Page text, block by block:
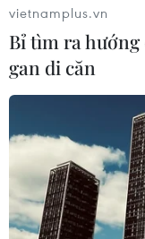
vietnamplus.vn
Bỉ tìm ra
gan di căn